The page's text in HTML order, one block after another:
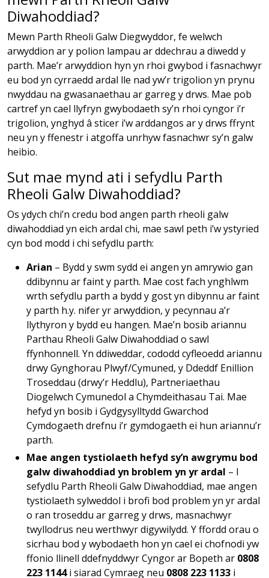
Diwahoddiad?
Mewn Parth Rheoli Galw Diegwyddor, fe welwch
arwyddion ar y polion lampau ar ddechrau a diwedd y
parth. Mae’r arwyddion hyn yn rhoi gwybod i fasnachwyr
eu bod yn cyrraedd ardal lle nad yw’r trigolion yn prynu
nwyddau na gwasanaethau ar garreg y drws. Mae pob
cartref yn cael llyfryn gwybodaeth sy’n rhoi cyngor i’r
trigolion, ynghyd â sticer i’w arddangos ar y drws ffrynt
neu yn y ffenestr i atgoffa unrhyw fasnachwr sy’n galw
heibio.
Sut mae mynd ati i sefydlu Parth
Rheoli Galw Diwahoddiad?
Os ydych chi’n credu bod angen parth rheoli galw
diwahoddiad yn eich ardal chi, mae sawl peth i’w ystyried
cyn bod modd i chi sefydlu parth:
Arian – Bydd y swm sydd ei angen yn amrywio gan
ddibynnu ar faint y parth. Mae cost fach ynghlwm
wrth sefydlu parth a bydd y gost yn dibynnu ar faint
y parth h.y. nifer yr arwyddion, y pecynnau a’r
llythyron y bydd eu hangen. Mae’n bosib ariannu
Parthau Rheoli Galw Diwahoddiad o sawl
ffynhonnell. Yn ddiweddar, cododd cyfleoedd ariannu
drwy Gynghorau Plwyf/Cymuned, y Ddeddf Enillion
Troseddau (drwy’r Heddlu), Partneriaethau
Diogelwch Cymunedol a Chymdeithasau Tai. Mae
hefyd yn bosib i Gydgysylltydd Gwarchod
Cymdogaeth drefnu i’r gymdogaeth ei hun ariannu’r
parth.
Mae angen tystiolaeth hefyd sy’n awgrymu bod
galw diwahoddiad yn broblem yn yr ardal – I
sefydlu Parth Rheoli Galw Diwahoddiad, mae angen
tystiolaeth sylweddol i brofi bod problem yn yr ardal
o ran troseddu ar garreg y drws, masnachwyr
twyllodrus neu werthwyr digywilydd. Y ffordd orau o
sicrhau bod y wybodaeth hon yn cael ei chofnodi yw
ffonio llinell ddefnyddwyr Cyngor ar Bopeth ar 0808
223 1144i siarad Cymraeg neu 0808 223 1133 i